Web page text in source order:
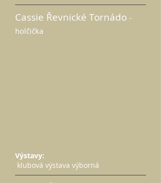
Cassie Řevnické Tornádo -
holčička
Výstavy:
klubová výstava výborná